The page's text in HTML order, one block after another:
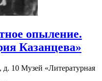
опыление.
Казанцева»
д. 10 Музей «Литературная